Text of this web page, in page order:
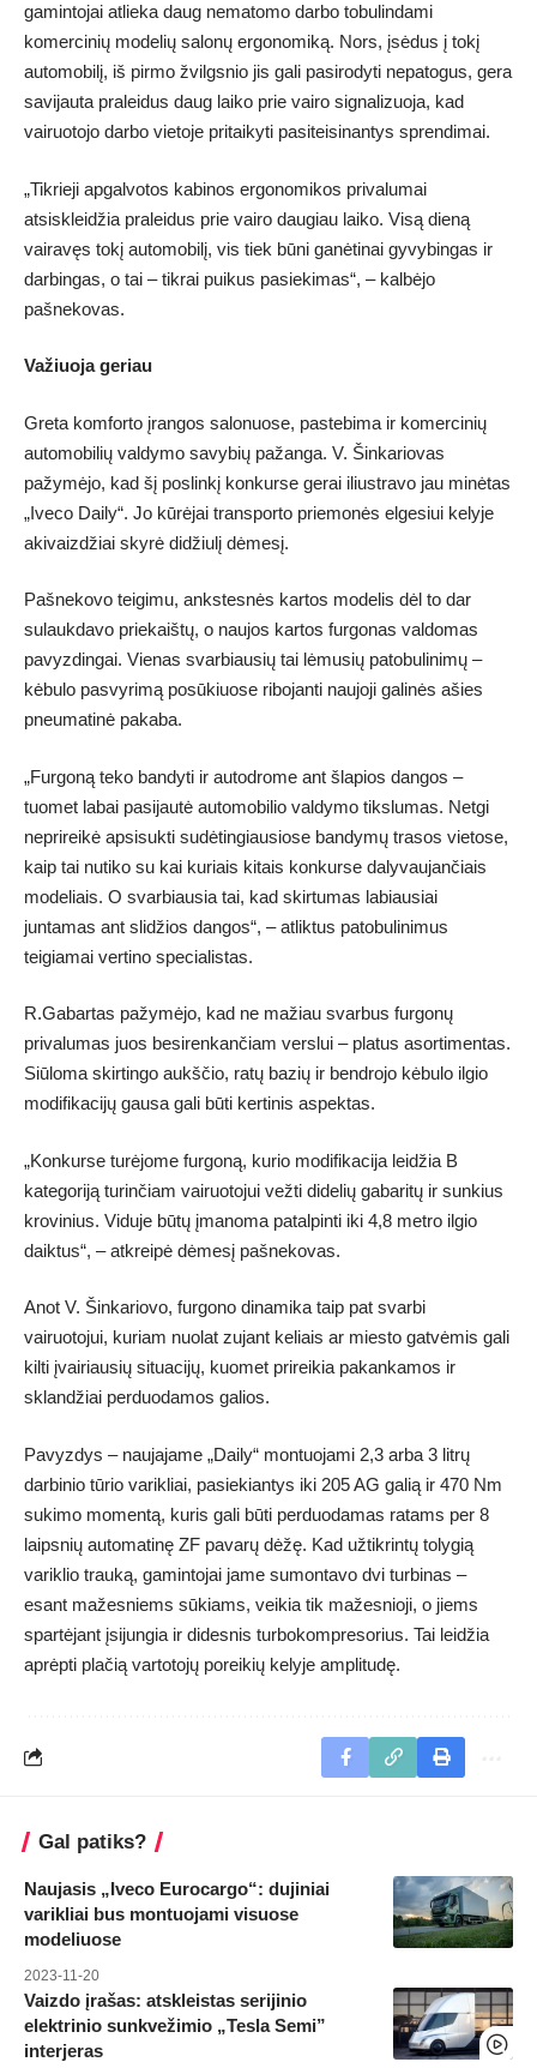
gamintojai atlieka daug nematomo darbo tobulindami
komercinių modelių salonų ergonomiką. Nors, įsėdus į tokį
automobilį, iš pirmo žvilgsnio jis gali pasirodyti nepatogus, gera
savijauta praleidus daug laiko prie vairo signalizuoja, kad
vairuotojo darbo vietoje pritaikyti pasiteisinantys sprendimai.
„Tikrieji apgalvotos kabinos ergonomikos privalumai
atsiskleidžia praleidus prie vairo daugiau laiko. Visą dieną
vairavęs tokį automobilį, vis tiek būni ganėtinai gyvybingas ir
darbingas, o tai – tikrai puikus pasiekimas“, – kalbėjo
pašnekovas.
Važiuoja geriau
Greta komforto įrangos salonuose, pastebima ir komercinių
automobilių valdymo savybių pažanga. V. Šinkariovas
pažymėjo, kad šį poslinkį konkurse gerai iliustravo jau minėtas
„Iveco Daily“. Jo kūrėjai transporto priemonės elgesiui kelyje
akivaizdžiai skyrė didžiulį dėmesį.
Pašnekovo teigimu, ankstesnės kartos modelis dėl to dar
sulaukdavo priekaištų, o naujos kartos furgonas valdomas
pavyzdingai. Vienas svarbiausių tai lėmusių patobulinimų –
kėbulo pasvyrimą posūkiuose ribojanti naujoji galinės ašies
pneumatinė pakaba.
„Furgoną teko bandyti ir autodrome ant šlapios dangos –
tuomet labai pasijautė automobilio valdymo tikslumas. Netgi
neprireikė apsisukti sudėtingiausiose bandymų trasos vietose,
kaip tai nutiko su kai kuriais kitais konkurse dalyvaujančiais
modeliais. O svarbiausia tai, kad skirtumas labiausiai
juntamas ant slidžios dangos“, – atliktus patobulinimus
teigiamai vertino specialistas.
R.Gabartas pažymėjo, kad ne mažiau svarbus furgonų
privalumas juos besirenkančiam verslui – platus asortimentas.
Siūloma skirtingo aukščio, ratų bazių ir bendrojo kėbulo ilgio
modifikacijų gausa gali būti kertinis aspektas.
„Konkurse turėjome furgoną, kurio modifikacija leidžia B
kategoriją turinčiam vairuotojui vežti didelių gabaritų ir sunkius
krovinius. Viduje būtų įmanoma patalpinti iki 4,8 metro ilgio
daiktus“, – atkreipė dėmesį pašnekovas.
Anot V. Šinkariovo, furgono dinamika taip pat svarbi
vairuotojui, kuriam nuolat zujant keliais ar miesto gatvėmis gali
kilti įvairiausių situacijų, kuomet prireikia pakankamos ir
sklandžiai perduodamos galios.
Pavyzdys – naujajame „Daily“ montuojami 2,3 arba 3 litrų
darbinio tūrio varikliai, pasiekiantys iki 205 AG galią ir 470 Nm
sukimo momentą, kuris gali būti perduodamas ratams per 8
laipsnių automatinę ZF pavarų dėžę. Kad užtikrintų tolygią
variklio trauką, gamintojai jame sumontavo dvi turbinas –
esant mažesniems sūkiams, veikia tik mažesnioji, o jiems
spartėjant įsijungia ir didesnis turbokompresorius. Tai leidžia
aprėpti plačią vartotojų poreikių kelyje amplitudę.
Gal patiks?
Naujasis „Iveco Eurocargo“: dujiniai
varikliai bus montuojami visuose
modeliuose
2023-11-20
Vaizdo įrašas: atskleistas serijinio
elektrinio sunkvežimio „Tesla Semi”
interjeras